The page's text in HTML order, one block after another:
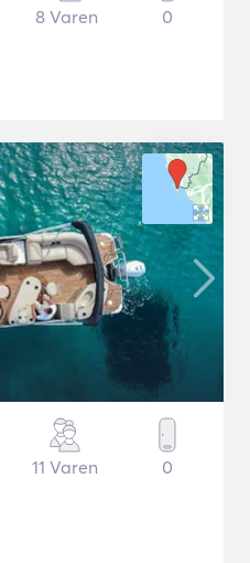
8 Varen 0
11 Varen 0